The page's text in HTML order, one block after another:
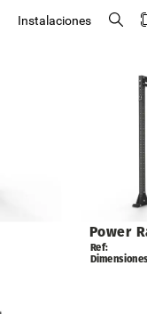
Instalaciones
Power
Ref: